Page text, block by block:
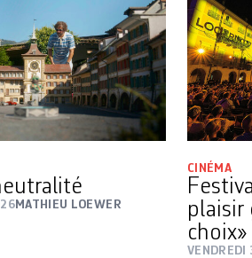
MATHIEU LOEWER
CINÉMA
plaisir
choix»